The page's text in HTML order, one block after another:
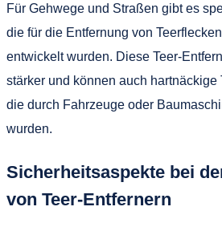
Für Gehwege und Straßen gibt es
die für die Entfernung von
entwickelt wurden. Diese Teer-
stärker und können auch hartnäckige
die durch Fahrzeuge oder
wurden.
Sicherheitsaspekte bei
von Teer-Entfernern